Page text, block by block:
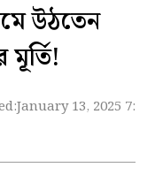
উঠতেন
January 13, 2025